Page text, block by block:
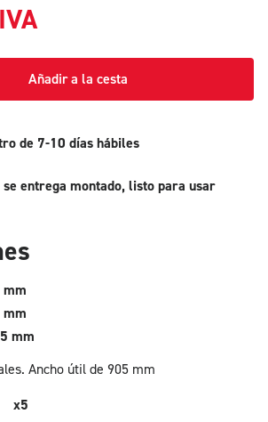
Añadir a la cesta
de 7-10 días hábiles
se entrega montado, listo para usar
mm
Ancho útil de 905 mm
x5